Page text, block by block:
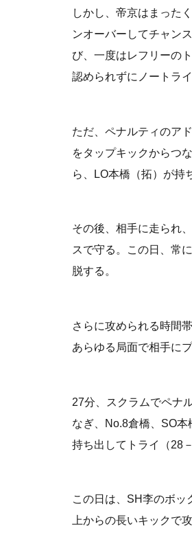
しかし、帝京はまった
ンオーバーしてチャン
び、一度はレフリーの
認められずにノートライ
ただ、ペナルティのア
をタップキックからつ
ら、LO本橋（拓）が持
その後、相手に走られ
スで守る。この日、常
脱する。
さらに攻められる時間
あらゆる局面で相手に
27分、スクラムでペナ
なぎ、No.8倉橋、SO
持ち出してトライ（28
この日は、SH李のボッ
上からの長いキックで